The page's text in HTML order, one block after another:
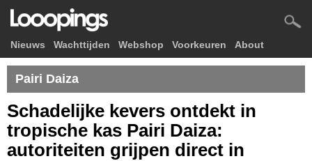
Nieuws Wachttijden Webshop Voorkeuren About
Pairi Daiza
Schadelijke kevers ontdekt in
tropische kas Pairi Daiza:
autoriteiten grijpen direct in